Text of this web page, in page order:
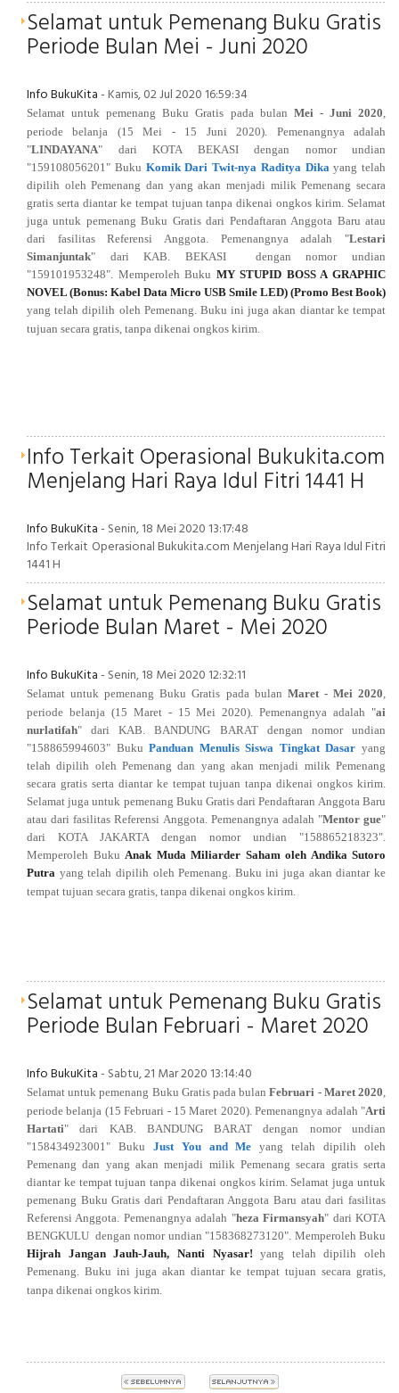
Selamat untuk Pemenang Buku Gratis
Periode Bulan Mei - Juni 2020
Info BukuKita- Kamis, 02 Jul 2020 16:59:34
Selamat untuk pemenang Buku Gratis pada bulan Mei - Juni 2020
periode belanja (15 Mei - 15 Juni 2020). Pemenangnya adalah
"LINDAYANA" dari KOTA BEKASI dengan nomor undian
"159108056201 " Buku Komik Dari Twit-nya Raditya Dikayang telah
dipilih oleh Pemenang dan yang akan menjadi milik Pemenang secara
gratis serta diantar ke tempat tujuan tanpa dikenai ongkos kirim. Selamat
juga untuk pemenang Buku Gratis dari Pendaftaran Anggota Baru atau
dari fasilitas Referensi Anggota. Pemenangnya
adalah "Lestari
Simanjuntak" dariKAB. BEKASI
dengan nomor undian
"159101953248". Memperoleh Buku MY STUPID BOSS A GRAPHIC
NOVEL (Bonus: Kabel Data Micro USB Smile LED) (Promo Best Book)
yang telah dipilih oleh Pemenang. Buku ini juga akan diantar ke tempat
tujuan secara gratis, tanpa dikenai ongkos kirim.
Info Terkait Operasional Bukukita.com
Menjelang Hari Raya Idul Fitri 1441 H
Info BukuKita- Senin, 18 Mei 2020 13:17:48
Info Terkait Operasional Bukukita.com Menjelang Hari Raya Idul Fitri
1441 H
Selamat untuk Pemenang Buku Gratis
Periode Bulan Maret - Mei 2020
Info BukuKita- Senin, 18 Mei 2020 12:32:11
Selamat untuk pemenang Buku Gratis pada bulan Maret - Mei 2020
periode belanja (15 Maret - 15 Mei 2020). Pemenangnya adalah "ai
nurlatifah" dari KAB. BANDUNG BARAT
dengan nomor undian
"158865994603" Buku Panduan Menulis Siswa Tingkat Dasaryang
telah dipilih oleh Pemenang dan yang akan menjadi milik Pemenang
secara gratis serta diantar ke tempat tujuan tanpa dikenai ongkos kirim.
Selamat juga untuk pemenang Buku Gratis dari Pendaftaran Anggota Baru
atau dari fasilitas Referensi Anggota. Pemenangnya adalah "Mentor gue"
dari KOTA JAKARTA dengan nomor undian "158865218323".
Memperoleh Buku Anak Muda Miliarder Saham oleh Andika Sutoro
Putra yang telah dipilih oleh Pemenang. Buku ini juga akan diantar ke
tempat tujuan secara gratis, tanpa dikenai ongkos kirim.
Selamat untuk Pemenang Buku Gratis
Periode Bulan Februari - Maret 2020
Info BukuKita- Sabtu, 21 Mar 2020 13:14:40
Selamat untuk pemenang Buku Gratis pada bulan Februari - Maret 2020
periode belanja (15 Februari - 15 Maret 2020). Pemenangnya adalah "Arti
Hartati" dari KAB. BANDUNG BARAT
dengan nomor undian
"158434923001 " Buku Just You and Meyang telah dipilih oleh
Pemenang dan yang akan menjadi milik Pemenang secara gratis serta
diantar ke tempat tujuan tanpa dikenai ongkos kirim. Selamat juga untuk
pemenang Buku Gratis dari Pendaftaran Anggota Baru atau dari fasilitas
Referensi Anggota. Pemenangnya adalah "heza Firmansyah" dariKOTA
BENGKULU dengan nomor undian "158368273120". Memperoleh Buku
Hijrah Jangan Jauh-Jauh, Nanti Nyasar!
yang telah dipilih oleh
Pemenang. Buku ini juga akan diantar ke tempat tujuan secara gratis,
tanpa dikenai ongkos kirim.